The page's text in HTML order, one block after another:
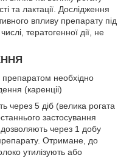
та лактації. Дослідження
впливу препарату під
тератогенної дії, не
необхідно
(каренціі)
через 5 діб (велика рогата
застосування
через 1 добу
Отримане, до
утилізують або